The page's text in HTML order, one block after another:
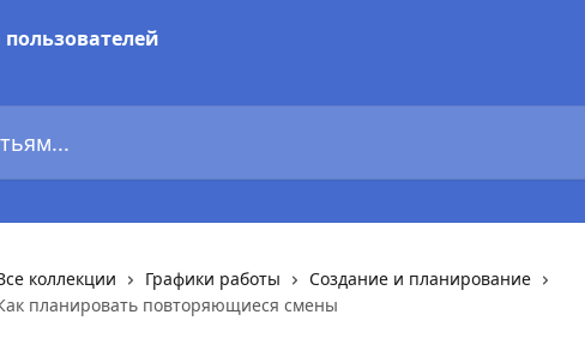
коллекции Графики работы
Создание и планирование
планировать повторяющиеся смены